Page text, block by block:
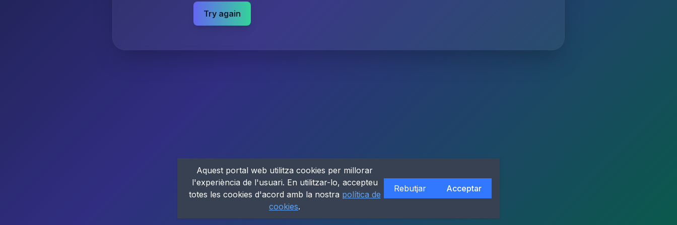
Try again
Aquest portal web utilitza cookies per millorar
l'experiència de l'usuari. En utilitzar-lo, accepteu
totes les cookies d'acord amb la nostra política de
cookies.
Rebutjar Acceptar